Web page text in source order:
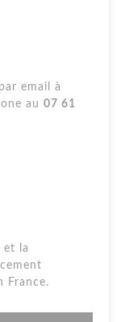
email à
au 07 61
et la
France.